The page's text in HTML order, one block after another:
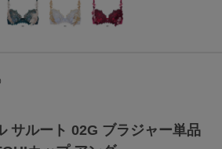
サルート 02G ブラジャー単品